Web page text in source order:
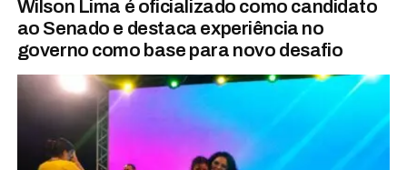
Wilson Lima é oficializado como candidato
ao Senado e destaca experiência no
governo como base para novo desafio